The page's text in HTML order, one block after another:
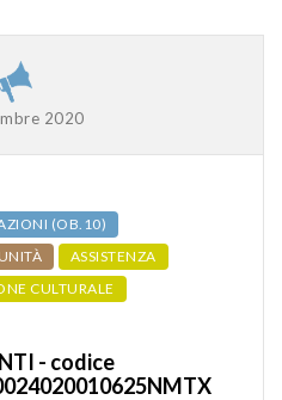
2020
(OB.10)
ASSISTENZA
CULTURALE
- codice